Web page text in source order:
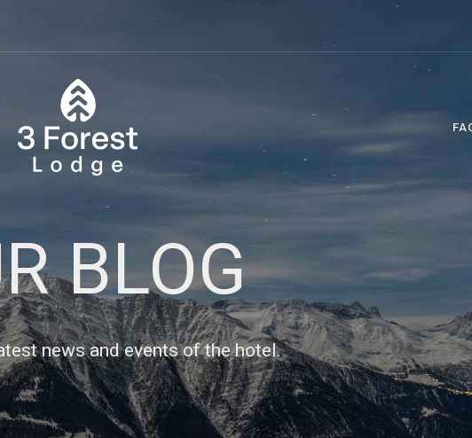
BLOG
news and events of the hotel.